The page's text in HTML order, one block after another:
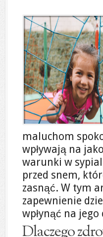
maluchom
wpływają na
warunki w
przed snem,
zasnąć. W tym
zapewnienie
wpłynąć na
Dlaczego